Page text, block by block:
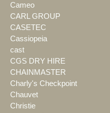
Cameo
CARL GROUP
CASETEC
Cassiopeia
cast
CGS DRY HIRE
CHAINMASTER
Charly's Checkpoint
Chauvet
Christie